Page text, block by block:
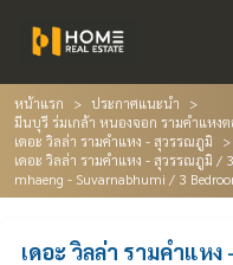
หน้าแรก
ประกาศแนะนำ
มีนบุรี ร่มเกล้า หนองจอก รามคำแห
เดอะ วิลล่า รามคำแหง - สุวรรณภูมิ
เดอะ วิลล่า รามคำแหง - สุวรรณภูมิ /
mhaeng - Suvarnabhumi / 3
เดอะ วิลล่า รามคำแห